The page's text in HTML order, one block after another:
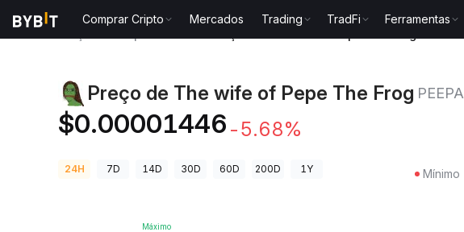
Comprar Cripto Mercados Trading TradFi Ferramentas
Preço de The wife of Pepe The Frog PEEPA
$0.00001446 -5.68%
24H 7D 14D 30D 60D 200D 1Y Mínimo